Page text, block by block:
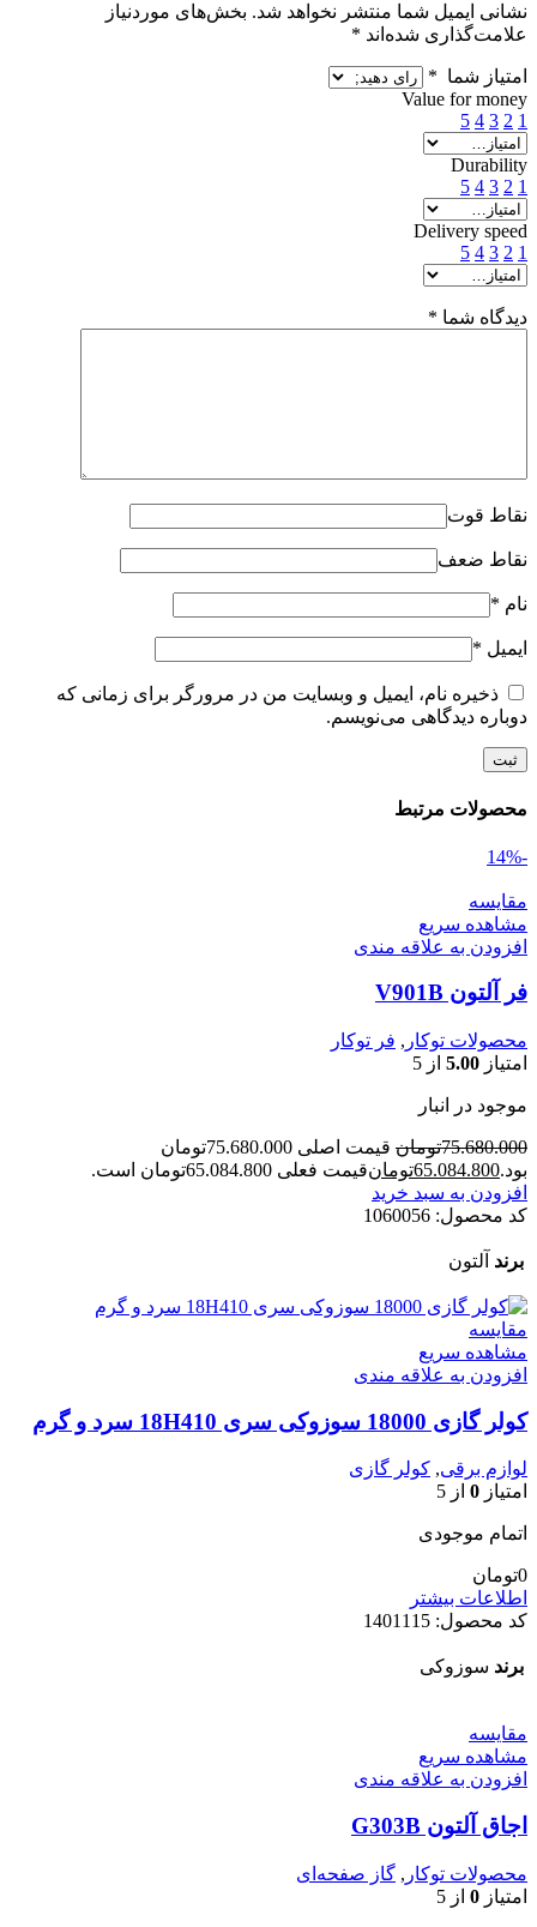
نشانی ایمیل شما منتشر نخواهد شد. بخش‌های موردنیاز
علامت‌گذاری شده‌اند *
امتیاز شما *
Value for money
1
2
3
4
5
Durability
1
2
3
4
5
Delivery speed
1
2
3
4
5
دیدگاه شما *
نقاط قوت
نقاط ضعف
نام *
ایمیل *
ذخیره نام، ایمیل و وبسایت من در مرورگر برای زمانی که
دوباره دیدگاهی می‌نویسم.
محصولات مرتبط
-14%
مقایسه
مشاهده سریع
افزودن به علاقه مندی
فر آلتون V901B
محصولات توکار , فر توکار
امتیاز 5.00 از 5
موجود در انبار
75.680.000تومان
قیمت اصلی 75.680.000تومان
بود.65.084.800تومانقیمت فعلی 65.084.800تومان است.
افزودن به سبد خرید
کد محصول: 1060056
برند آلتون
مقایسه
مشاهده سریع
افزودن به علاقه مندی
کولر گازی 18000 سوزوکی سری 18H410 سرد و گرم
لوازم برقی, کولر گازی
امتیاز 0 از 5
اتمام موجودی
0تومان
اطلاعات بیشتر
کد محصول: 1401115
برند سوزوکی
مقایسه
مشاهده سریع
افزودن به علاقه مندی
اجاق آلتون G303B
محصولات توکار , گاز صفحه‌ای
امتیاز 0 از 5